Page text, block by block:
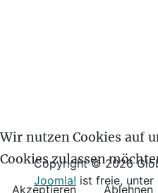
Copyright © 2026
Joomla! ist freie, unter
Wir nutzen Cookies auf
Cookies zulassen
Akzeptieren Ablehnen